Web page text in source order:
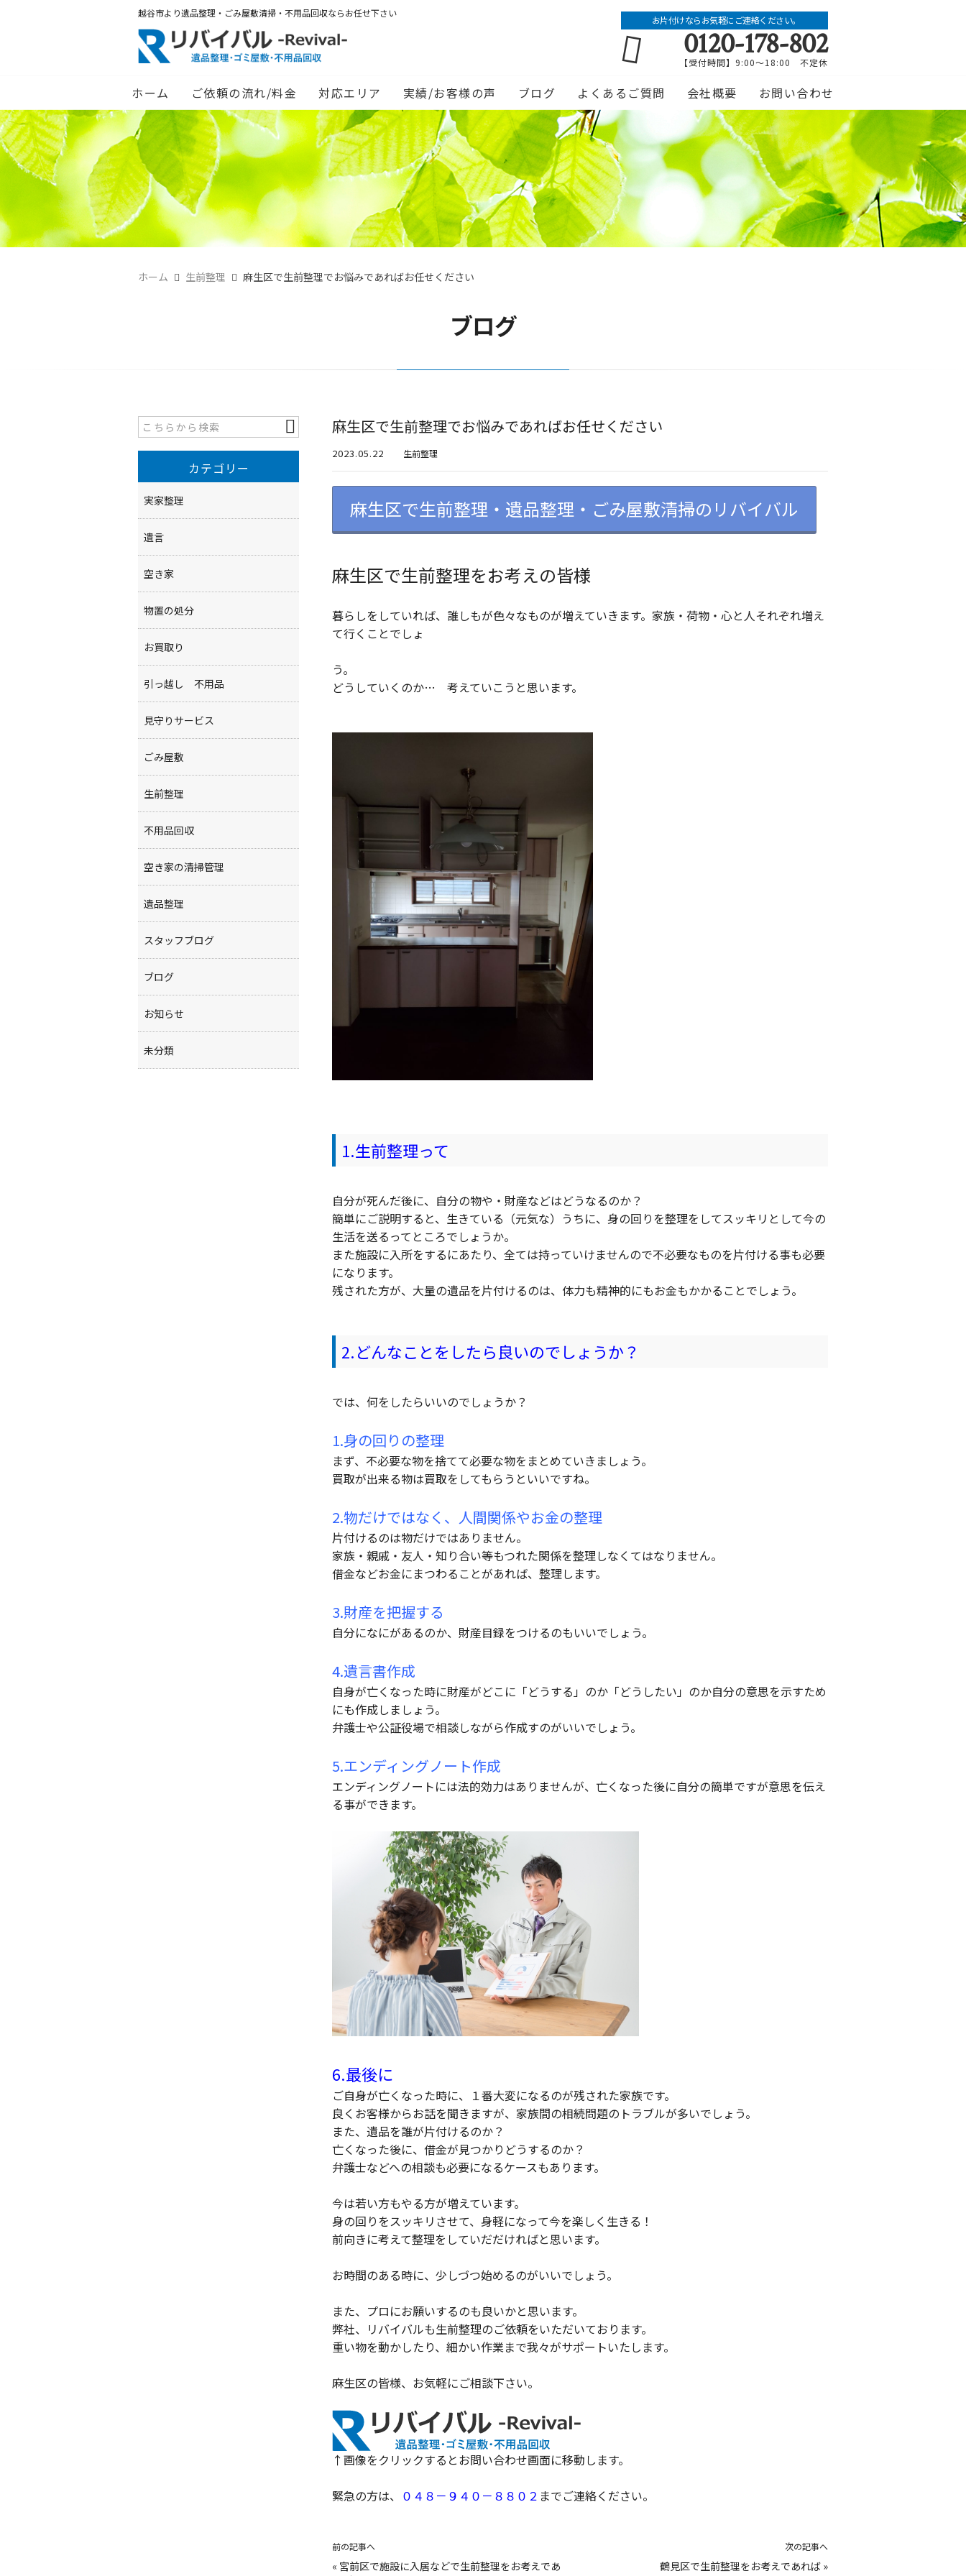
越谷市より遺品整理・ごみ屋敷清掃・不用品回収ならお任せ下さい
お片付けならお気軽にご連絡ください。
0120-178-802
【受付時間】9:00～18:00 不定休
ホーム ご依頼の流れ/料金 対応エリア 実績/お客様の声 ブログ よくあるご質問 会社概要 お問い合わせ
ホーム 生前整理 麻生区で生前整理でお悩みであればお任せください
ブログ
麻生区で生前整理でお悩みであればお任せください
2023.05.22 生前整理
麻生区で生前整理・遺品整理・ごみ屋敷清掃のリバイバル
麻生区で生前整理をお考えの皆様
暮らしをしていれば、誰しもが色々なものが増えていきます。家族・荷物・心と人それぞれ増え
て行くことでしょ
う。
どうしていくのか… 考えていこうと思います。
1.生前整理って
自分が死んだ後に、自分の物や・財産などはどうなるのか？
簡単にご説明すると、生きている（元気な）うちに、身の回りを整理をしてスッキリとして今の
生活を送るってところでしょうか。
また施設に入所をするにあたり、全ては持っていけませんので不必要なものを片付ける事も必要
になります。
残された方が、大量の遺品を片付けるのは、体力も精神的にもお金もかかることでしょう。
2.どんなことをしたら良いのでしょうか？
では、何をしたらいいのでしょうか？
1.身の回りの整理
まず、不必要な物を捨てて必要な物をまとめていきましょう。
買取が出来る物は買取をしてもらうといいですね。
2.物だけではなく、人間関係やお金の整理
片付けるのは物だけではありません。
家族・親戚・友人・知り合い等もつれた関係を整理しなくてはなりません。
借金などお金にまつわることがあれば、整理します。
3.財産を把握する
自分になにがあるのか、財産目録をつけるのもいいでしょう。
4.遺言書作成
自身が亡くなった時に財産がどこに「どうする」のか「どうしたい」のか自分の意思を示すため
にも作成しましょう。
弁護士や公証役場で相談しながら作成すのがいいでしょう。
5.エンディングノート作成
エンディングノートには法的効力はありませんが、亡くなった後に自分の簡単ですが意思を伝え
る事ができます。
6.最後に
ご自身が亡くなった時に、１番大変になるのが残された家族です。
良くお客様からお話を聞きますが、家族間の相続問題のトラブルが多いでしょう。
また、遺品を誰が片付けるのか？
亡くなった後に、借金が見つかりどうするのか？
弁護士などへの相談も必要になるケースもあります。
今は若い方もやる方が増えています。
身の回りをスッキリさせて、身軽になって今を楽しく生きる！
前向きに考えて整理をしていだだければと思います。
お時間のある時に、少しづつ始めるのがいいでしょう。
また、プロにお願いするのも良いかと思います。
弊社、リバイバルも生前整理のご依頼をいただいております。
重い物を動かしたり、細かい作業まで我々がサポートいたします。
麻生区の皆様、お気軽にご相談下さい。
↑画像をクリックするとお問い合わせ画面に移動します。
緊急の方は、 ０４８－９４０－８８０２ までご連絡ください。
前の記事へ
« 宮前区で施設に入居などで生前整理をお考えであ
次の記事へ
鶴見区で生前整理をお考えであれば »
カテゴリー
実家整理
遺言
空き家
物置の処分
お買取り
引っ越し 不用品
見守りサービス
ごみ屋敷
生前整理
不用品回収
空き家の清掃管理
遺品整理
スタッフブログ
ブログ
お知らせ
未分類